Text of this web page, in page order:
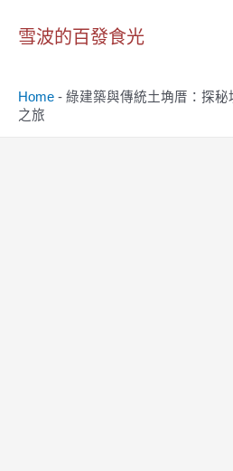
雪波的百發食光
Home - 綠建築與傳統土埆厝：探
之旅